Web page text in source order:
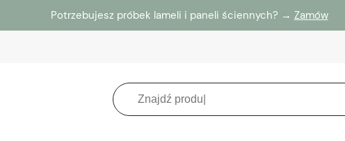
Potrzebujesz próbek lameli i paneli ściennych? → Zamów